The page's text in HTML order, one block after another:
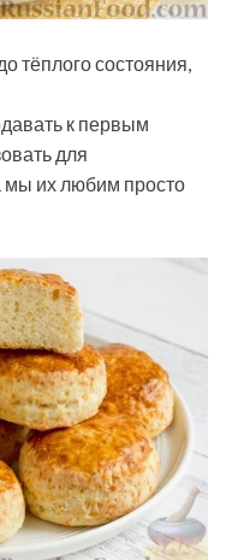
тёплого состояния,
к первым
для
мы их любим просто